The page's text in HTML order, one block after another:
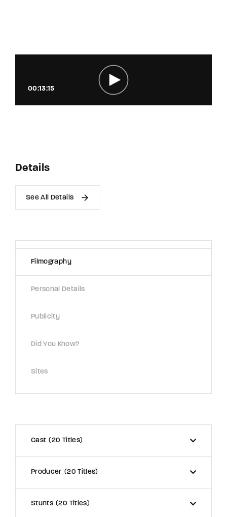
00:13:15
Details
See All Details
Filmography
Personal Details
Publicity
Did You Know?
Sites
Cast 20 Titles
Producer 20 Titles
Stunts 20 Titles